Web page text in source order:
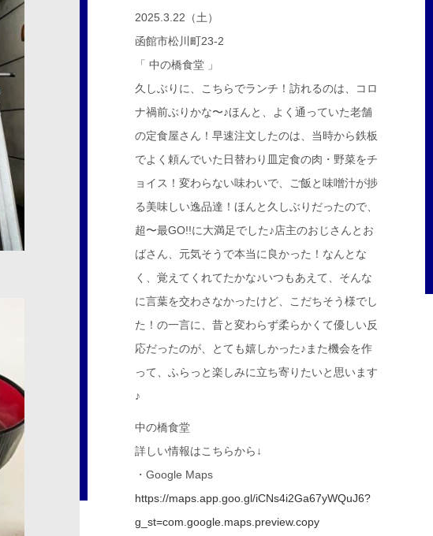
2025.3.22（土）
函館市松川町23-2
「 中の橋食堂 」
久しぶりに、こちらでランチ！訪れるのは、コロ
ナ禍前ぶりかな〜♪ほんと、よく通っていた老舗
の定食屋さん！早速注文したのは、当時から鉄板
でよく頼んでいた日替わり皿定食の肉・野菜をチ
ョイス！変わらない味わいで、ご飯と味噌汁が捗
る美味しい逸品達！ほんと久しぶりだったので、
超〜最GO!!に大満足でした♪店主のおじさんとお
ばさん、元気そうで本当に良かった！なんとな
く、覚えてくれてたかな♪いつもあえて、そんな
に言葉を交わさなかったけど、こだちそう様でし
た！の一言に、昔と変わらず柔らかくて優しい反
応だったのが、とても嬉しかった♪また機会を作
って、ふらっと楽しみに立ち寄りたいと思います
♪
中の橋食堂
詳しい情報はこちらから↓
・Google Maps
https://maps.app.goo.gl/iCNs4i2Ga67yWQuJ6?
g_st=com.google.maps.preview.copy